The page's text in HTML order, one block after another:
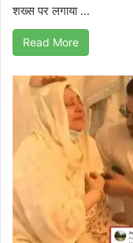
शख्स पर लगाया ...
Read More